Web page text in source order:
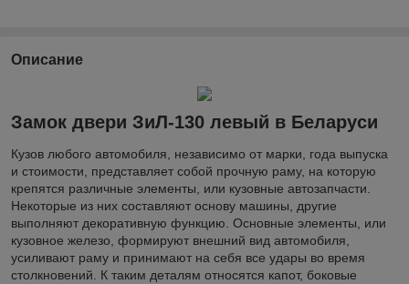
Описание
Замок двери ЗиЛ-130 левый в Беларуси
Кузов любого автомобиля, независимо от марки, года выпуска
и стоимости, представляет собой прочную раму, на которую
крепятся различные элементы, или кузовные автозапчасти.
Некоторые из них составляют основу машины, другие
выполняют декоративную функцию. Основные элементы, или
кузовное железо, формируют внешний вид автомобиля,
усиливают раму и принимают на себя все удары во время
столкновений. К таким деталям относятся капот, боковые